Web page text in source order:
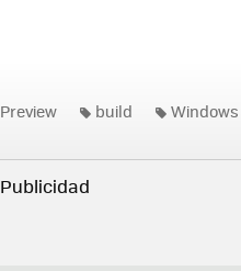
Preview build
Windows